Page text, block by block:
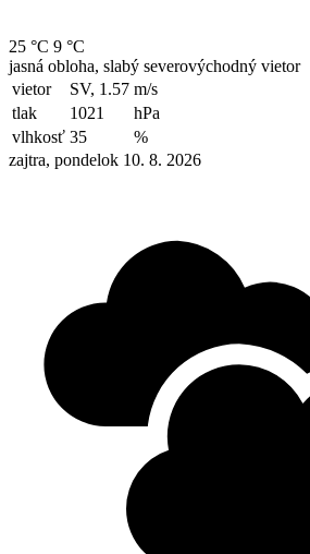
25 °C 9 °C
jasná obloha, slabý severovýchodný vietor
vietor
SV, 1.57 m/s
tlak
1021
hPa
vlhkosť 35
%
zajtra, pondelok 10. 8. 2026